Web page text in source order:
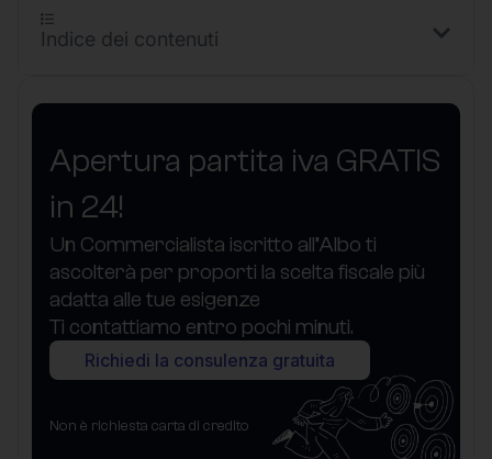
Apertura partita iva GRATIS
in 24!
Un Commercialista iscritto all’Albo ti
ascolterà per proporti la scelta fiscale più
adatta alle tue esigenze
Ti contattiamo entro pochi minuti.
Richiedi la consulenza gratuita
Non è richiesta carta di credito
Indice dei contenuti